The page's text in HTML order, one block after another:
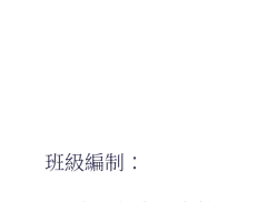
班級編制：